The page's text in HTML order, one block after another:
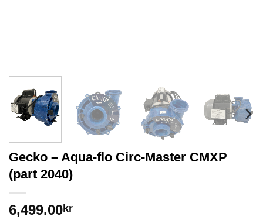
Gecko – Aqua-flo Circ-Master CMXP
(part 2040)
6,499.00kr